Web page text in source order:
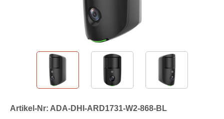
Artikel-Nr: ADA-DHI-ARD1731-W2-868-BL